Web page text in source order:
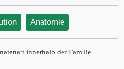
Anatomie
innerhalb der Familie